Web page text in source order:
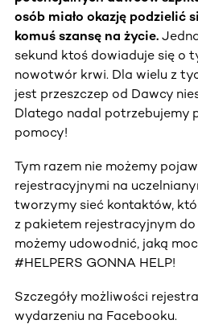
osób miało okazję podzielić
komuś szansę na życie.
sekund ktoś dowiaduje się o
nowotwór krwi. Dla wielu z
jest przeszczep od Dawcy
Dlatego nadal potrzebujemy
pomocy!
Tym razem nie możemy
rejestracyjnymi na
tworzymy sieć kontaktów,
z pakietem rejestracyjnym
możemy udowodnić, jaką
#HELPERS GONNA HELP!
Szczegóły możliwości
wydarzeniu na Facebooku.